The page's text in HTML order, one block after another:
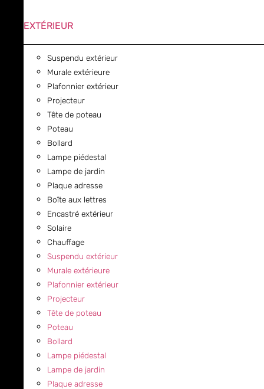
EXTÉRIEUR
Suspendu extérieur
Murale extérieure
Plafonnier extérieur
Projecteur
Tête de poteau
Poteau
Bollard
Lampe piédestal
Lampe de jardin
Plaque adresse
Boîte aux lettres
Encastré extérieur
Solaire
Chauffage
Suspendu extérieur
Murale extérieure
Plafonnier extérieur
Projecteur
Tête de poteau
Poteau
Bollard
Lampe piédestal
Lampe de jardin
Plaque adresse